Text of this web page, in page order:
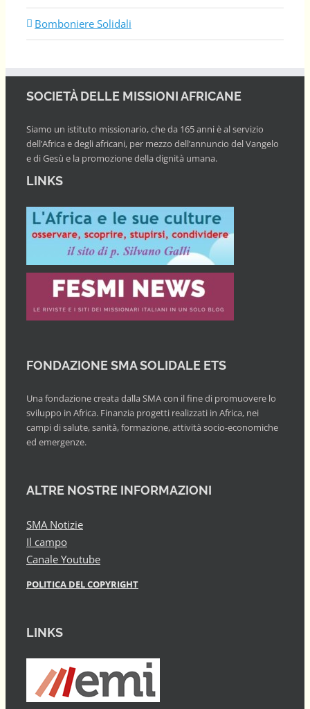
Bomboniere Solidali
SOCIETÀ DELLE MISSIONI AFRICANE
Siamo un istituto missionario, che da 165 anni è al servizio
dell’Africa e degli africani, per mezzo dell’annuncio del Vangelo
e di Gesù e la promozione della dignità umana.
LINKS
FONDAZIONE SMA SOLIDALE ETS
Una fondazione creata dalla SMA con il fine di promuovere lo
sviluppo in Africa. Finanzia progetti realizzati in Africa, nei
campi di salute, sanità, formazione, attività socio-economiche
ed emergenze.
ALTRE NOSTRE INFORMAZIONI
SMA Notizie
Il campo
Canale Youtube
POLITICA DEL COPYRIGHT
LINKS